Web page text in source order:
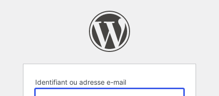
Identifiant ou adresse e-mail